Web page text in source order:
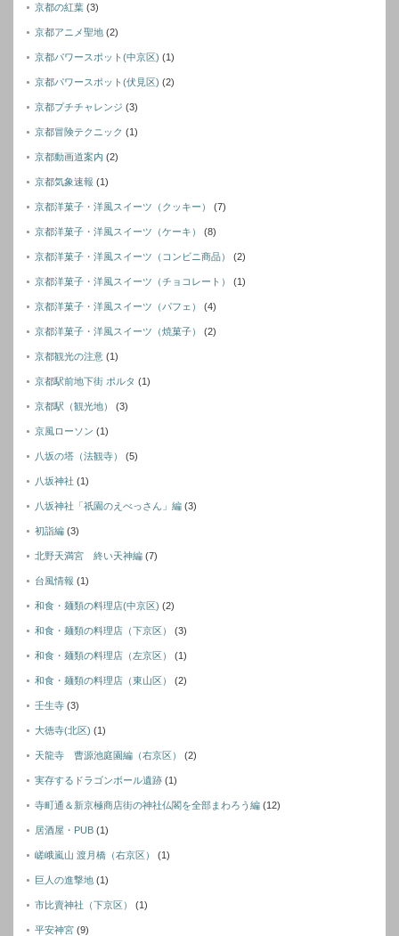
京都の紅葉 (3)
京都アニメ聖地 (2)
京都パワースポット(中京区) (1)
京都パワースポット(伏見区) (2)
京都プチチャレンジ (3)
京都冒険テクニック (1)
京都動画道案内 (2)
京都気象速報 (1)
京都洋菓子・洋風スイーツ（クッキー） (7)
京都洋菓子・洋風スイーツ（ケーキ） (8)
京都洋菓子・洋風スイーツ（コンビニ商品） (2)
京都洋菓子・洋風スイーツ（チョコレート） (1)
京都洋菓子・洋風スイーツ（パフェ） (4)
京都洋菓子・洋風スイーツ（焼菓子） (2)
京都観光の注意 (1)
京都駅前地下街 ポルタ (1)
京都駅（観光地） (3)
京風ローソン (1)
八坂の塔（法観寺） (5)
八坂神社 (1)
八坂神社「祇園のえべっさん」編 (3)
初詣編 (3)
北野天満宮 終い天神編 (7)
台風情報 (1)
和食・麺類の料理店(中京区) (2)
和食・麺類の料理店（下京区） (3)
和食・麺類の料理店（左京区） (1)
和食・麺類の料理店（東山区） (2)
壬生寺 (3)
大徳寺(北区) (1)
天龍寺 曹源池庭園編（右京区） (2)
実存するドラゴンボール遺跡 (1)
寺町通＆新京極商店街の神社仏閣を全部まわろう編 (12)
居酒屋・PUB (1)
嵯峨嵐山 渡月橋（右京区） (1)
巨人の進撃地 (1)
市比賣神社（下京区） (1)
平安神宮 (9)